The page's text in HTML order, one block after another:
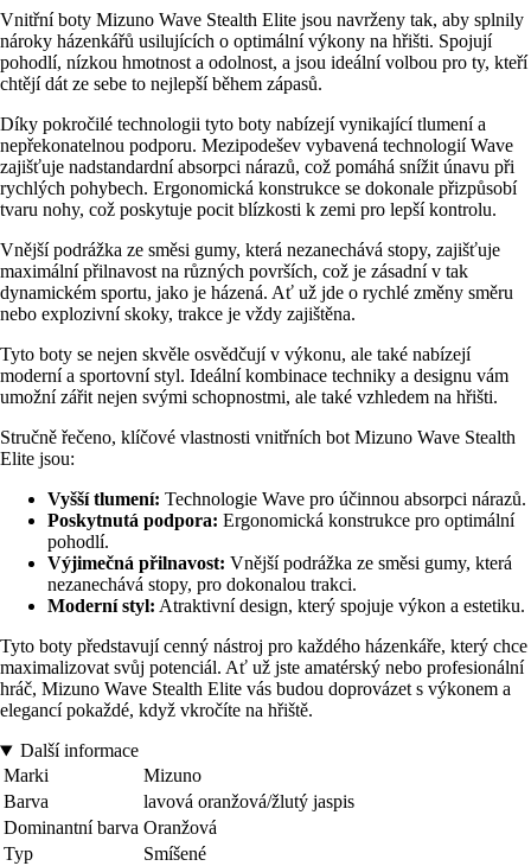
Vnitřní boty Mizuno Wave Stealth Elite jsou navrženy tak, aby splnily
nároky házenkářů usilujících o optimální výkony na hřišti. Spojují
pohodlí, nízkou hmotnost a odolnost, a jsou ideální volbou pro ty, kteří
chtějí dát ze sebe to nejlepší během zápasů.
Díky pokročilé technologii tyto boty nabízejí vynikající tlumení a
nepřekonatelnou podporu. Mezipodešev vybavená technologií Wave
zajišťuje nadstandardní absorpci nárazů, což pomáhá snížit únavu při
rychlých pohybech. Ergonomická konstrukce se dokonale přizpůsobí
tvaru nohy, což poskytuje pocit blízkosti k zemi pro lepší kontrolu.
Vnější podrážka ze směsi gumy, která nezanechává stopy, zajišťuje
maximální přilnavost na různých površích, což je zásadní v tak
dynamickém sportu, jako je házená. Ať už jde o rychlé změny směru
nebo explozivní skoky, trakce je vždy zajištěna.
Tyto boty se nejen skvěle osvědčují v výkonu, ale také nabízejí
moderní a sportovní styl. Ideální kombinace techniky a designu vám
umožní zářit nejen svými schopnostmi, ale také vzhledem na hřišti.
Stručně řečeno, klíčové vlastnosti vnitřních bot Mizuno Wave Stealth
Elite jsou:
Vyšší tlumení: Technologie Wave pro účinnou absorpci nárazů.
Poskytnutá podpora: Ergonomická konstrukce pro optimální
pohodlí.
Výjimečná přilnavost: Vnější podrážka ze směsi gumy, která
nezanechává stopy, pro dokonalou trakci.
Moderní styl: Atraktivní design, který spojuje výkon a estetiku.
Tyto boty představují cenný nástroj pro každého házenkáře, který chce
maximalizovat svůj potenciál. Ať už jste amatérský nebo profesionální
hráč, Mizuno Wave Stealth Elite vás budou doprovázet s výkonem a
elegancí pokaždé, když vkročíte na hřiště.
Další informace
Marki
Mizuno
Barva
lavová oranžová/žlutý jaspis
Dominantní barva Oranžová
Typ
Smíšené